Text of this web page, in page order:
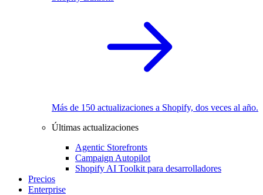
Más de 150 actualizaciones a Shopify, dos veces al año.
Últimas actualizaciones
Agentic Storefronts
Campaign Autopilot
Shopify AI Toolkit para desarrolladores
Precios
Enterprise